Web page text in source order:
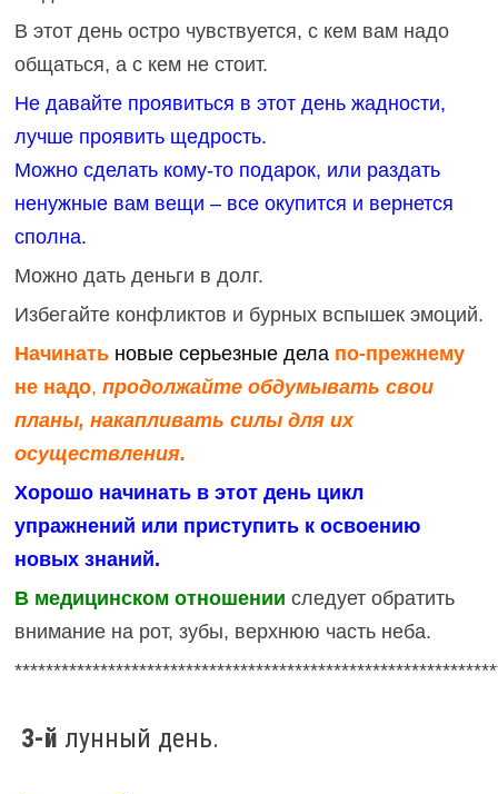
В этот день остро чувствуется, с кем вам надо
общаться, а с кем не стоит.
Не давайте проявиться в этот день жадности,
лучше проявить щедрость.
Можно сделать кому-то подарок, или раздать
ненужные вам вещи – все окупится и вернется
сполна.
Можно дать деньги в долг.
Избегайте конфликтов и бурных вспышек эмоций.
Начинать новые серьезные дела по-прежнему
не надо, продолжайте обдумывать свои
планы, накапливать силы для их
осуществления.
Хорошо начинать в этот день цикл
упражнений или приступить к освоению
новых знаний.
В медицинском отношении следует обратить
внимание на рот, зубы, верхнюю часть неба.
3-й лунный день.